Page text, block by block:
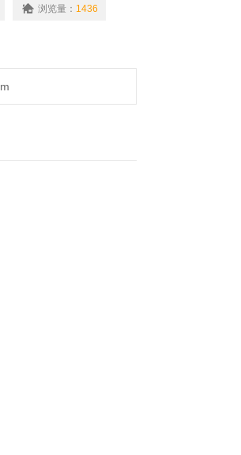
腐等级为F2，防护等级有
浏览量： 1436